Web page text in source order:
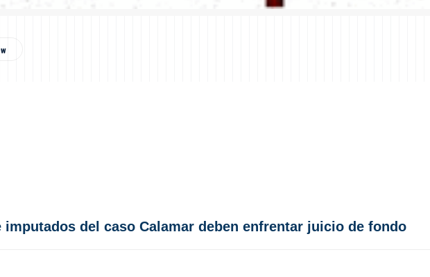
imputados del caso Calamar deben enfrentar juicio de fondo